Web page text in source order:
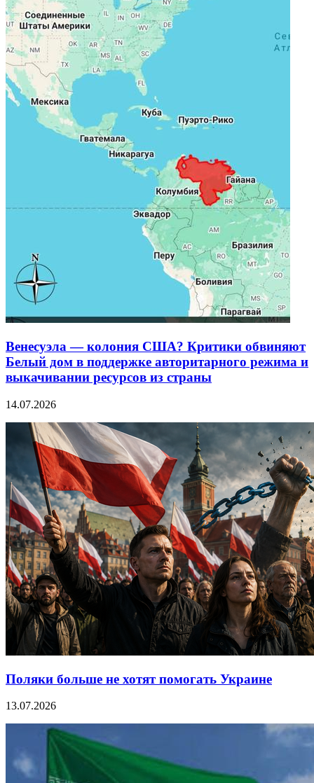
Венесуэла — колония США? Критики обвиняют
Белый дом в поддержке авторитарного режима и
выкачивании ресурсов из страны
14.07.2026
Поляки больше не хотят помогать Украине
13.07.2026